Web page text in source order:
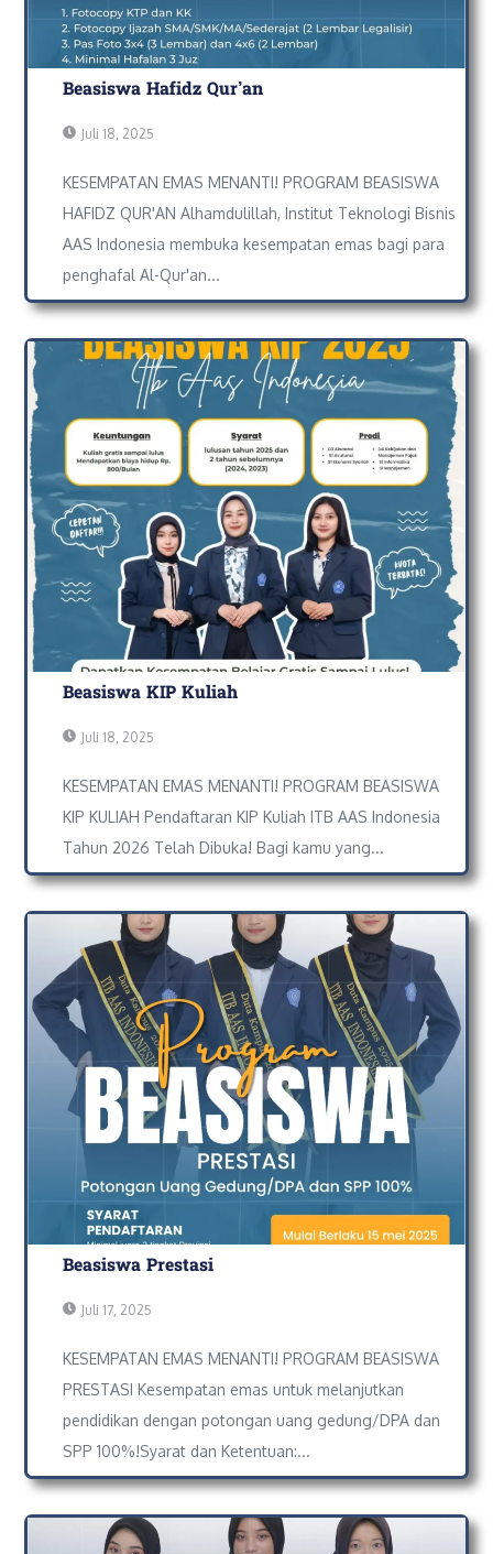
Beasiswa Hafidz Qur’an
Juli 18, 2025
KESEMPATAN EMAS MENANTI! PROGRAM BEASISWA
HAFIDZ QUR'AN Alhamdulillah, Institut Teknologi Bisnis
AAS Indonesia membuka kesempatan emas bagi para
penghafal Al-Qur'an...
Beasiswa KIP Kuliah
Juli 18, 2025
KESEMPATAN EMAS MENANTI! PROGRAM BEASISWA
KIP KULIAH Pendaftaran KIP Kuliah ITB AAS Indonesia
Tahun 2026 Telah Dibuka! Bagi kamu yang...
Beasiswa Prestasi
Juli 17, 2025
KESEMPATAN EMAS MENANTI! PROGRAM BEASISWA
PRESTASI Kesempatan emas untuk melanjutkan
pendidikan dengan potongan uang gedung/DPA dan
SPP 100%!Syarat dan Ketentuan:...